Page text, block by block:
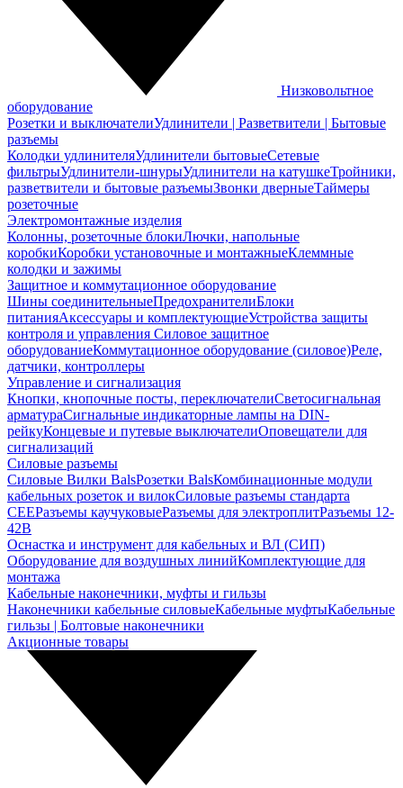
Низковольтное
оборудование
Розетки и выключателиУдлинители | Разветвители | Бытовые
разъемы
Колодки удлинителяУдлинители бытовыеСетевые
фильтрыУдлинители-шнурыУдлинители на катушкеТройники,
разветвители и бытовые разъемыЗвонки дверныеТаймеры
розеточные
Электромонтажные изделия
Колонны, розеточные блокиЛючки, напольные
коробкиКоробки установочные и монтажныеКлеммные
колодки и зажимы
Защитное и коммутационное оборудование
Шины соединительныеПредохранителиБлоки
питанияАксессуары и комплектующиеУстройства защиты
контроля и управления Силовое защитное
оборудованиеКоммутационное оборудование (силовое)Реле,
датчики, контроллеры
Управление и сигнализация
Кнопки, кнопочные посты, переключателиСветосигнальная
арматураСигнальные индикаторные лампы на DIN-
рейкуКонцевые и путевые выключателиОповещатели для
сигнализаций
Силовые разъемы
Силовые Вилки BalsРозетки BalsКомбинационные модули
кабельных розеток и вилокСиловые разъемы стандарта
CEEРазъемы каучуковыеРазъемы для электроплитРазъемы 12-
42В
Оснастка и инструмент для кабельных и ВЛ (СИП)
Оборудование для воздушных линийКомплектующие для
монтажа
Кабельные наконечники, муфты и гильзы
Наконечники кабельные силовыеКабельные муфтыКабельные
гильзы | Болтовые наконечники
Акционные товары